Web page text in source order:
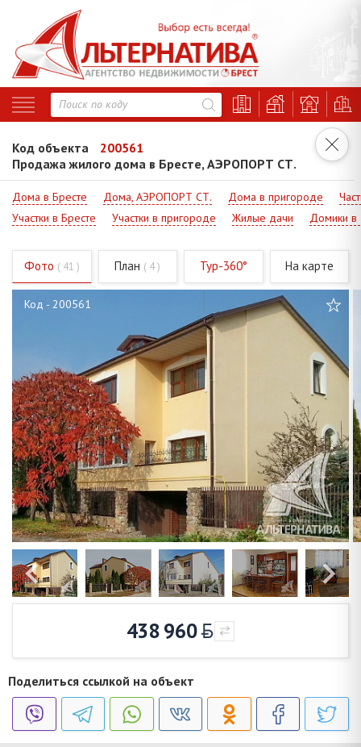
Код объекта
200561
Продажа жилого дома в Бресте, АЭРОПОРТ СТ.
Дома в Бресте Дома, АЭРОПОРТ СТ. Дома в пригороде
Участки в Бресте
Участки в пригороде Жилые дачи Домики в
Фото ( 41 ) План ( 4 ) Тур-360° На карте
Код - 200561
438 960
Поделиться ссылкой на объект